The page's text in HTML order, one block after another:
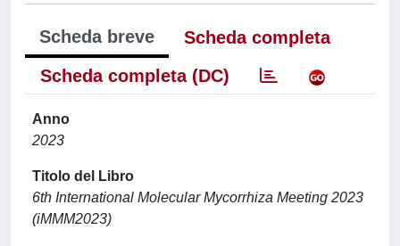
Scheda breve
Scheda completa
Scheda completa (DC)
Anno
2023
Titolo del Libro
6th International Molecular Mycorrhiza Meeting 2023
(iMMM2023)